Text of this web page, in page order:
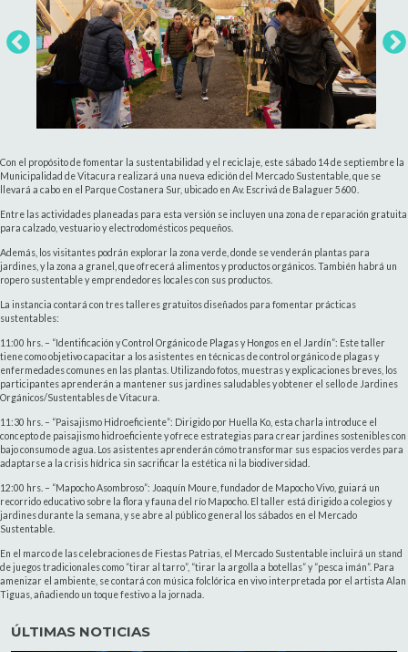
Con el propósito de fomentar la sustentabilidad y el reciclaje, este sábado 14 de septiembre la
Municipalidad de Vitacura realizará una nueva edición del Mercado Sustentable, que se
llevará a cabo en el Parque Costanera Sur, ubicado en Av. Escrivá de Balaguer 5600.
Entre las actividades planeadas para esta versión se incluyen una zona de reparación gratuita
para calzado, vestuario y electrodomésticos pequeños.
Además, los visitantes podrán explorar la zona verde, donde se venderán plantas para
jardines, y la zona a granel, que ofrecerá alimentos y productos orgánicos. También habrá un
ropero sustentable y emprendedores locales con sus productos.
La instancia contará con tres talleres gratuitos diseñados para fomentar prácticas
sustentables:
11:00 hrs. – “Identificación y Control Orgánico de Plagas y Hongos en el Jardín”: Este taller
tiene como objetivo capacitar a los asistentes en técnicas de control orgánico de plagas y
enfermedades comunes en las plantas. Utilizando fotos, muestras y explicaciones breves, los
participantes aprenderán a mantener sus jardines saludables y obtener el sello de Jardines
Orgánicos/Sustentables de Vitacura.
11:30 hrs. – “Paisajismo Hidroeficiente”: Dirigido por Huella Ko, esta charla introduce el
concepto de paisajismo hidroeficiente y ofrece estrategias para crear jardines sostenibles con
bajo consumo de agua. Los asistentes aprenderán cómo transformar sus espacios verdes para
adaptarse a la crisis hídrica sin sacrificar la estética ni la biodiversidad.
12:00 hrs. – “Mapocho Asombroso”: Joaquín Moure, fundador de Mapocho Vivo, guiará un
recorrido educativo sobre la flora y fauna del río Mapocho. El taller está dirigido a colegios y
jardines durante la semana, y se abre al público general los sábados en el Mercado
Sustentable.
En el marco de las celebraciones de Fiestas Patrias, el Mercado Sustentable incluirá un stand
de juegos tradicionales como “tirar al tarro”, “tirar la argolla a botellas” y “pesca imán”. Para
amenizar el ambiente, se contará con música folclórica en vivo interpretada por el artista Alan
Tiguas, añadiendo un toque festivo a la jornada.
ÚLTIMAS NOTICIAS